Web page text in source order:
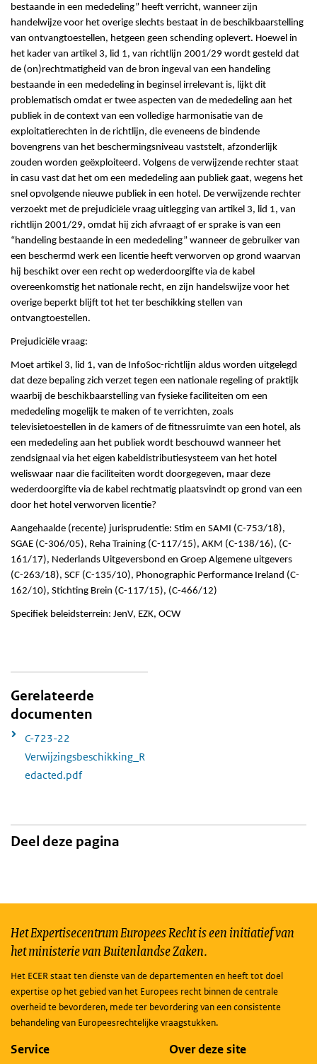
bestaande in een mededeling” heeft verricht, wanneer zijn
handelwijze voor het overige slechts bestaat in de beschikbaarstelling
van ontvangtoestellen, hetgeen geen schending oplevert. Hoewel in
het kader van artikel 3, lid 1, van richtlijn 2001/29 wordt gesteld dat
de (on)rechtmatigheid van de bron ingeval van een handeling
bestaande in een mededeling in beginsel irrelevant is, lijkt dit
problematisch omdat er twee aspecten van de mededeling aan het
publiek in de context van een volledige harmonisatie van de
exploitatierechten in de richtlijn, die eveneens de bindende
bovengrens van het beschermingsniveau vaststelt, afzonderlijk
zouden worden geëxploiteerd. Volgens de verwijzende rechter staat
in casu vast dat het om een mededeling aan publiek gaat, wegens het
snel opvolgende nieuwe publiek in een hotel. De verwijzende rechter
verzoekt met de prejudiciële vraag uitlegging van artikel 3, lid 1, van
richtlijn 2001/29, omdat hij zich afvraagt of er sprake is van een
“handeling bestaande in een mededeling” wanneer de gebruiker van
een beschermd werk een licentie heeft verworven op grond waarvan
hij beschikt over een recht op wederdoorgifte via de kabel
overeenkomstig het nationale recht, en zijn handelswijze voor het
overige beperkt blijft tot het ter beschikking stellen van
ontvangtoestellen.
Prejudiciële vraag:
Moet artikel 3, lid 1, van de InfoSoc-richtlijn aldus worden uitgelegd
dat deze bepaling zich verzet tegen een nationale regeling of praktijk
waarbij de beschikbaarstelling van fysieke faciliteiten om een
mededeling mogelijk te maken of te verrichten, zoals
televisietoestellen in de kamers of de fitnessruimte van een hotel, als
een mededeling aan het publiek wordt beschouwd wanneer het
zendsignaal via het eigen kabeldistributiesysteem van het hotel
weliswaar naar die faciliteiten wordt doorgegeven, maar deze
wederdoorgifte via de kabel rechtmatig plaatsvindt op grond van een
door het hotel verworven licentie?
Aangehaalde (recente) jurisprudentie: Stim en SAMI (C-753/18),
SGAE (C-306/05), Reha Training (C-117/15), AKM (C-138/16), (C-
161/17), Nederlands Uitgeversbond en Groep Algemene uitgevers
(C-263/18), SCF (C-135/10), Phonographic Performance Ireland (C-
162/10), Stichting Brein (C-117/15), (C-466/12)
Specifiek beleidsterrein: JenV, EZK, OCW
Gerelateerde
documenten
C-723-22
Verwijzingsbeschikking_R
edacted.pdf
Deel deze pagina
Het Expertisecentrum Europees Recht is een initiatief van
het ministerie van Buitenlandse Zaken.
Het ECER staat ten dienste van de departementen en heeft tot doel
expertise op het gebied van het Europees recht binnen de centrale
overheid te bevorderen, mede ter bevordering van een consistente
behandeling van Europeesrechtelijke vraagstukken.
Service Over deze site